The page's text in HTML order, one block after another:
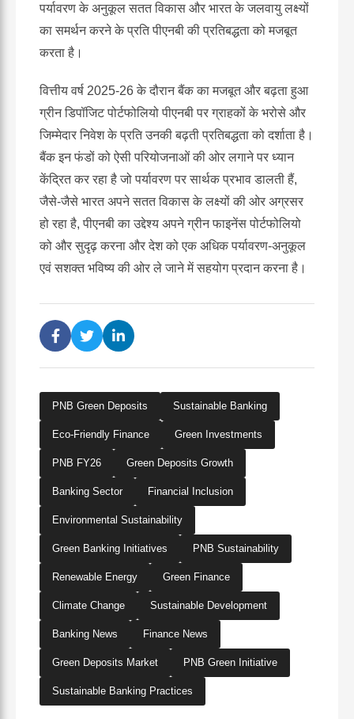
पर्यावरण के अनुकूल सतत विकास और भारत के जलवायु लक्ष्यों
का समर्थन करने के प्रति पीएनबी की प्रतिबद्धता को मजबूत
करता है।
वित्तीय वर्ष 2025-26 के दौरान बैंक का मजबूत और बढ़ता हुआ
ग्रीन डिपॉजिट पोर्टफोलियो पीएनबी पर ग्राहकों के भरोसे और
जिम्मेदार निवेश के प्रति उनकी बढ़ती प्रतिबद्धता को दर्शाता है।
बैंक इन फंडों को ऐसी परियोजनाओं की ओर लगाने पर ध्यान
केंद्रित कर रहा है जो पर्यावरण पर सार्थक प्रभाव डालती हैं,
जैसे-जैसे भारत अपने सतत विकास के लक्ष्यों की ओर अग्रसर
हो रहा है, पीएनबी का उद्देश्य अपने ग्रीन फाइनेंस पोर्टफोलियो
को और सुदृढ़ करना और देश को एक अधिक पर्यावरण-अनुकूल
एवं सशक्त भविष्य की ओर ले जाने में सहयोग प्रदान करना है।
PNB Green Deposits Sustainable Banking
Eco-Friendly Finance Green Investments
PNB FY26 Green Deposits Growth
Banking Sector Financial Inclusion
Environmental Sustainability
Green Banking Initiatives PNB Sustainability
Renewable Energy Green Finance
Climate Change Sustainable Development
Banking News Finance News
Green Deposits Market PNB Green Initiative
Sustainable Banking Practices